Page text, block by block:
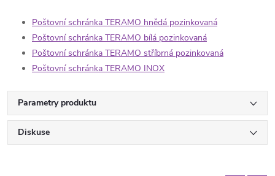
Poštovní schránka TERAMO hnědá pozinkovaná
Poštovní schránka TERAMO bílá pozinkovaná
Poštovní schránka TERAMO stříbrná pozinkovaná
Poštovní schránka TERAMO INOX
Parametry produktu
Diskuse